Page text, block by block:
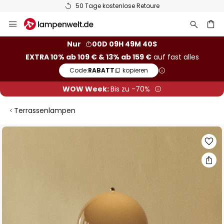
50 Tage kostenlose Retoure
Inhalt
Nur
00D 09H 49M 39S
EXTRA 10% ab 109 € & 13% ab 159 €auf fast alles
Code:RABATT kopieren
WOW Week:Bis zu -70%
Terrassenlampen
Zum